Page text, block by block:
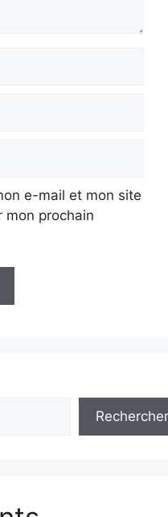
e-mail et mon site
mon prochain
Rechercher